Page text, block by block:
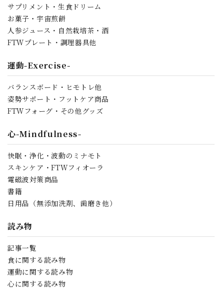
サプリメント・生食ドリーム
お菓子・宇宙煎餅
人参ジュース・自然栽培茶・酒
FTWプレート・調理器具他
運動-Exercise-
バランスボード・ヒモトレ他
姿勢サポート・フットケア商品
FTWフォーグ・その他グッズ
心-Mindfulness-
快眠・浄化・波動のミナモト
スキンケア・FTWフィオーラ
電磁波対策商品
書籍
日用品（無添加洗剤、歯磨き他）
読み物
記事一覧
食に関する読み物
運動に関する読み物
心に関する読み物